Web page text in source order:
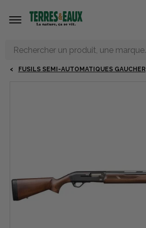
FUSILS SEMI-AUTOMATIQUES GAUCHER